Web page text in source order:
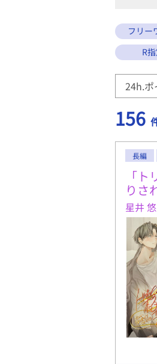
フリー
R
156
長編
「
りさ
星井